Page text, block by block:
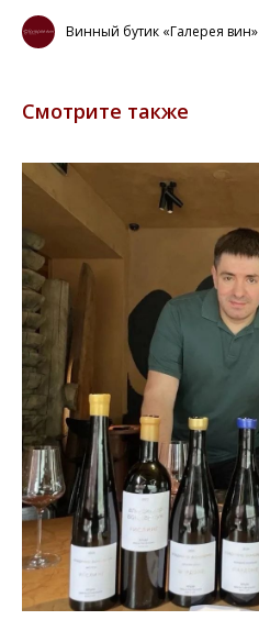
Винный бутик «Галерея вин»
Смотрите также